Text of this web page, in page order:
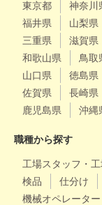
東京都
神奈川
福井県
山梨県
三重県
滋賀県
和歌山県
鳥取
山口県
徳島県
佐賀県
長崎県
鹿児島県
沖縄
職種から探す
工場スタッフ・
検品
仕分け
機械オペレータ